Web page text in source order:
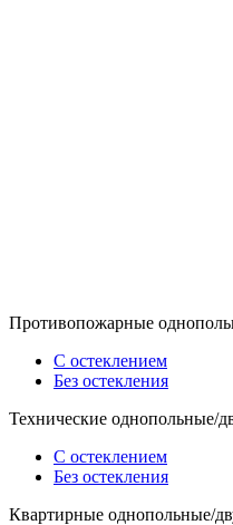
Противопожарные
С остеклением
Без остекления
Технические однопольные/
С остеклением
Без остекления
Квартирные однопольные/